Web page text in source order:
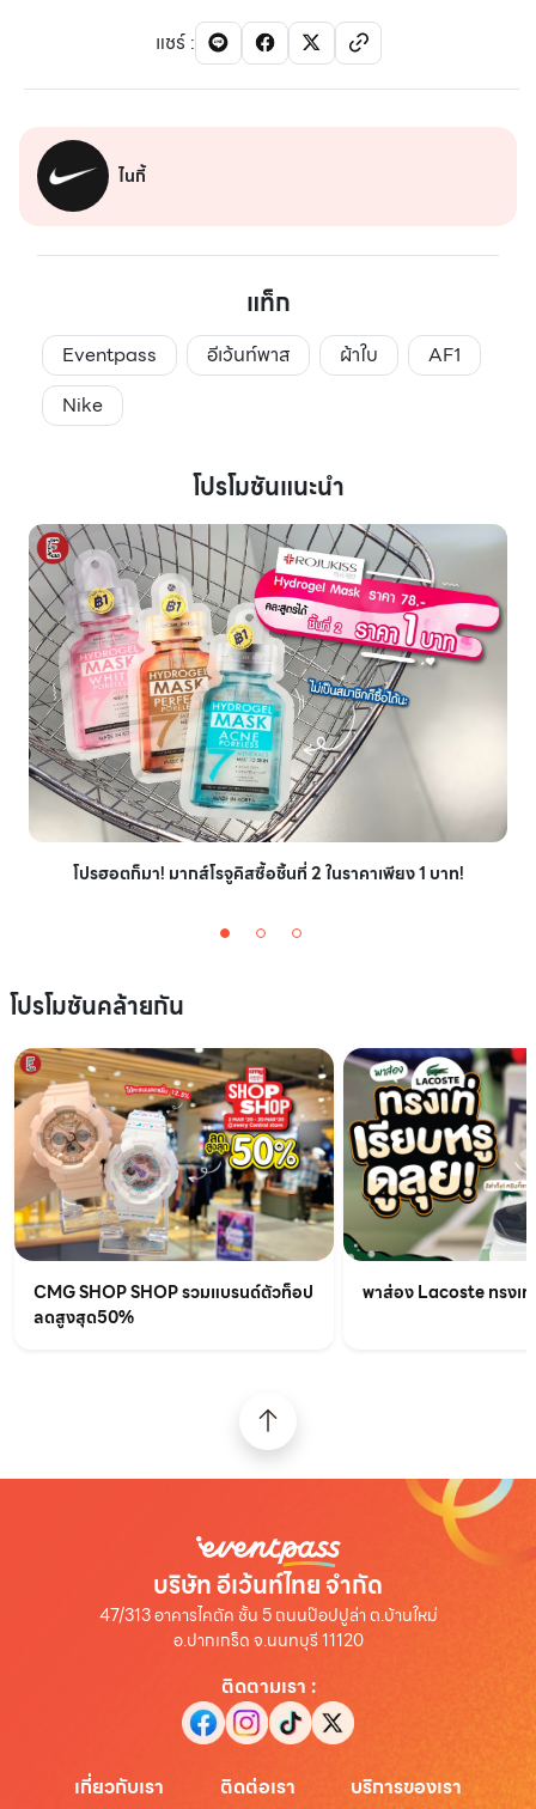
แชร์:
ไนกี้
แท็ก
Eventpass อีเว้นท์พาส ผ้าใบ
AF1
Nike
โปรโมชันแนะนำ
โปรฮอตก็มา! มากส์โรจูคิสซื้อชิ้นที่ 2 ในราคาเพียง 1 บาท!
โปรโมชันคล้ายกัน
CMG SHOP SHOP รวมแบรนด์ตัวท็อป
ลดสูงสุด50%
พาส่อง Lacoste ทรงเ
บริษัท อีเว้นท์ไทย จำกัด
47/313 อาคารไคตัค ชั้น 5 ถนนป๊อปปูล่า ต.บ้านใหม่
อ.ปากเกร็ด จ.นนทบุรี 11120
ติดตามเรา :
เกี่ยวกับเรา ติดต่อเรา บริการของเรา